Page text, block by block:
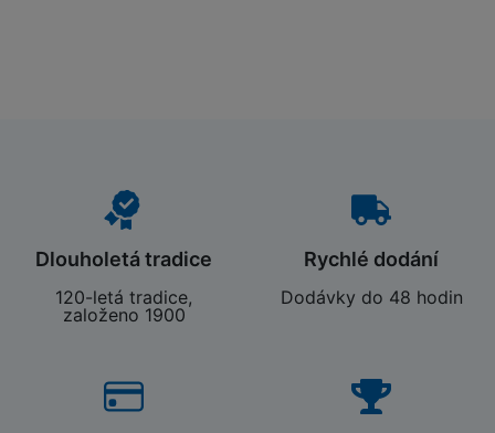
Dlouholetá tradice
120-letá tradice,
založeno 1900
Rychlé dodání
Dodávky do 48 hodin